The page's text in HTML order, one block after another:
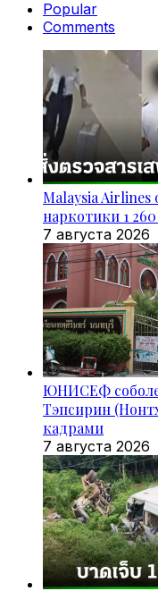
Popular
Comments
Malaysia Airlines
наркотики 1
7 августа 2026
ЮНИСЕФ
Тэпсирин
кадрами
7 августа 2026